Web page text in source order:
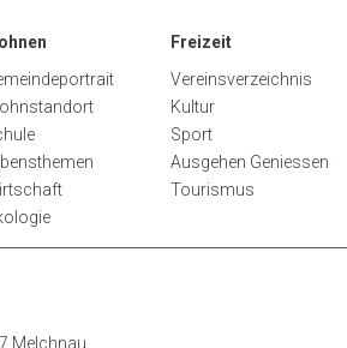
Freizeit
Vereinsverzeichnis
Kultur
Sport
Ausgehen Geniessen
Tourismus
Melchnau